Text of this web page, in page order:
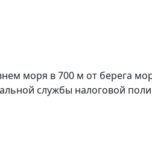
моря в 700 м от берега
службы налоговой